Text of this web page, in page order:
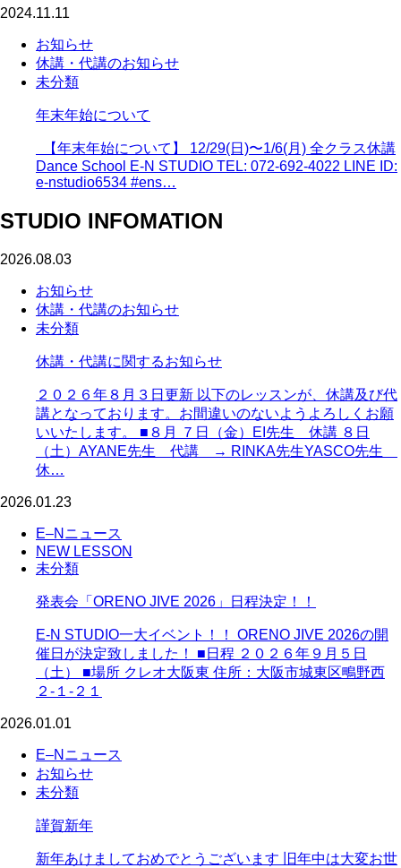
2024.11.11
お知らせ
休講・代講のお知らせ
未分類
年末年始について
【年末年始について】 12/29(日)〜1/6(月) 全クラス休講
Dance School E-N STUDIO TEL: 072-692-4022 LINE ID:
e-nstudio6534 #ens…
STUDIO INFOMATION
2026.08.03
お知らせ
休講・代講のお知らせ
未分類
休講・代講に関するお知らせ
２０２６年８月３日更新 以下のレッスンが、休講及び代
講となっております。お間違いのないようよろしくお願
いいたします。 ■８月 ７日（金）EI先生 休講 ８日
（土）AYANE先生 代講 → RINKA先生YASCO先生
休…
2026.01.23
E–Nニュース
NEW LESSON
未分類
発表会「ORENO JIVE 2026」日程決定！！
E-N STUDIO一大イベント！！ ORENO JIVE 2026の開
催日が決定致しました！ ■日程 ２０２６年９月５日
（土） ■場所 クレオ大阪東 住所：大阪市城東区鴫野西
２-１-２１
2026.01.01
E–Nニュース
お知らせ
未分類
謹賀新年
新年あけましておめでとうございます 旧年中は大変お世